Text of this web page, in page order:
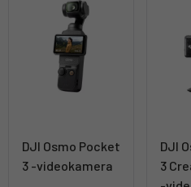
DJI Osmo Pocket
3 -videokamera
DJI
3